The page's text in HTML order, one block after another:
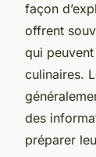
façon
offrent
qui
culinaires.
des
préparer